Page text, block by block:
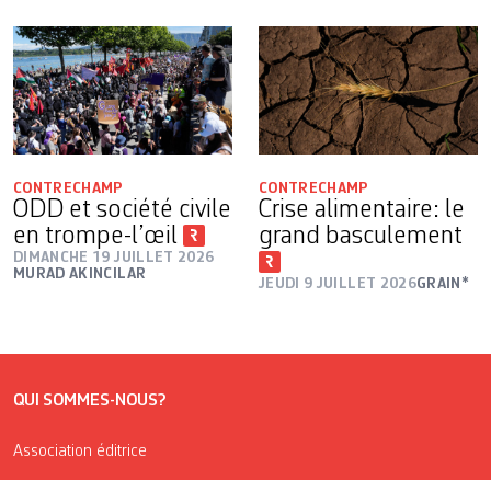
CONTRECHAMP
ODD et société civile
en trompe-l’œil
DIMANCHE 19 JUILLET 2026
MURAD AKINCILAR
CONTRECHAMP
Crise alimentaire: le
grand basculement
JEUDI 9 JUILLET 2026GRAIN*
QUI SOMMES-NOUS?
Association éditrice